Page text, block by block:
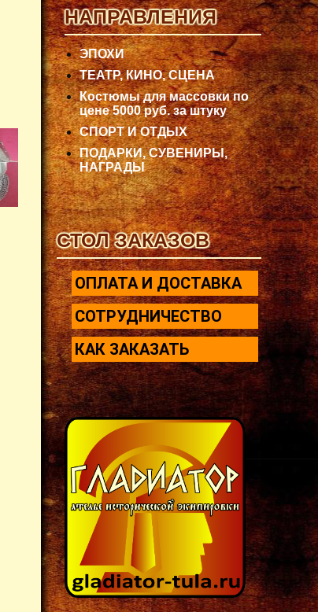
НАПРАВЛЕНИЯ
ЭПОХИ
ТЕАТР, КИНО, СЦЕНА
Костюмы для массовки по
цене 5000 руб. за штуку
СПОРТ И ОТДЫХ
ПОДАРКИ, СУВЕНИРЫ,
НАГРАДЫ
СТОЛ ЗАКАЗОВ
ОПЛАТА И ДОСТАВКА
СОТРУДНИЧЕСТВО
КАК ЗАКАЗАТЬ